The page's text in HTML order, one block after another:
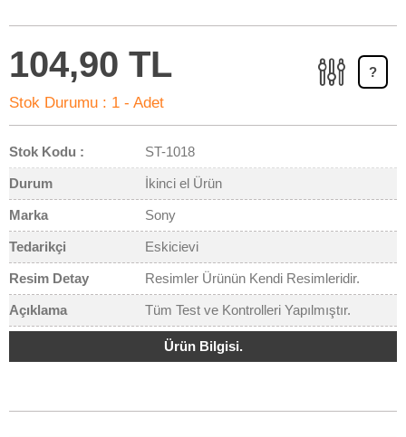
104,90 TL
Stok Durumu : 1 - Adet
?
Stok Kodu : ST-1018
Durum İkinci el Ürün
Marka Sony
Tedarikçi Eskicievi
Resim Detay Resimler Ürünün Kendi Resimleridir.
Açıklama Tüm Test ve Kontrolleri Yapılmıştır.
Ürün Bilgisi.